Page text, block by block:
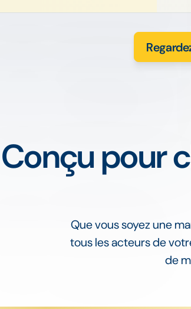
Conçu pour
Que vous soyez une
tous les acteurs de
de